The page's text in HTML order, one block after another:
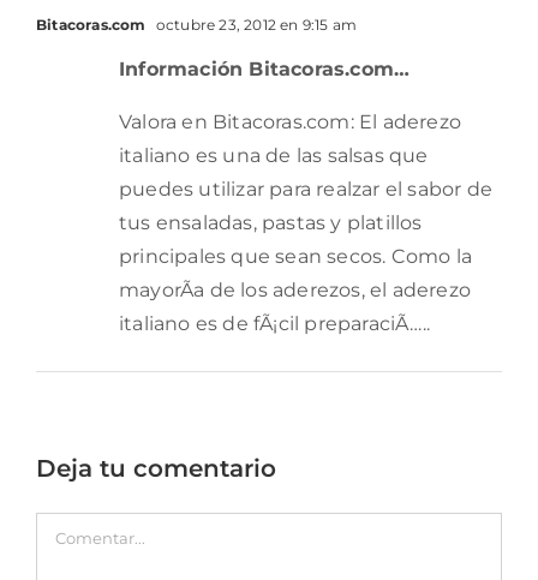
Bitacoras.com octubre 23, 2012 en 9:15 am
Información Bitacoras.com…
Valora en Bitacoras.com: El aderezo
italiano es una de las salsas que
puedes utilizar para realzar el sabor de
tus ensaladas, pastas y platillos
principales que sean secos. Como la
mayorÃ­a de los aderezos, el aderezo
italiano es de fÃ¡cil preparaciÃ…..
Deja tu comentario